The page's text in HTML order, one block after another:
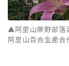
▲阿里山樂野部落
阿里山百合生產合